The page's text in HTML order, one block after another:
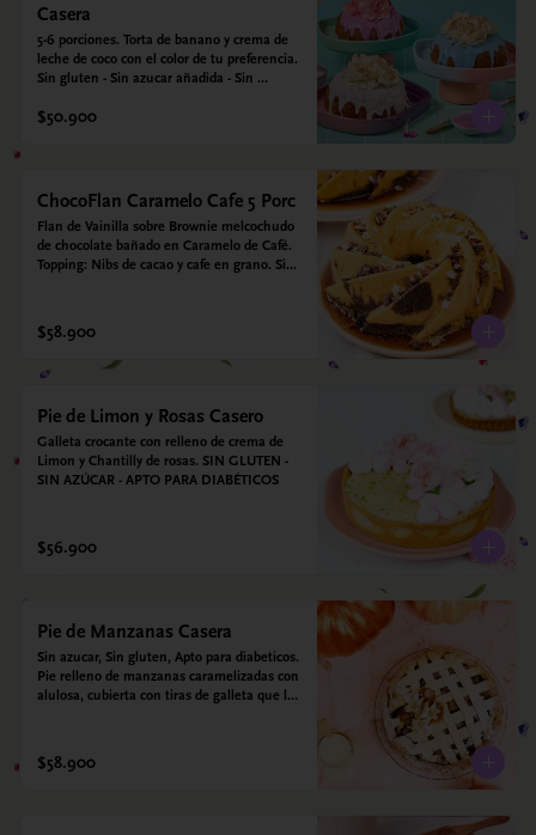
Casera
5-6 porciones. Torta de banano y crema de
leche de coco con el color de tu preferencia.
Sin gluten - Sin azucar añadida - Sin
Lacteos
$50.900
ChocoFlan Caramelo Cafe 5 Porc
Flan de Vainilla sobre Brownie melcochudo
de chocolate bañado en Caramelo de Café.
Topping: Nibs de cacao y cafe en grano. Sin
$58.900
Pie de Limon y Rosas Casero
Galleta crocante con relleno de crema de
Limon y Chantilly de rosas. SIN GLUTEN -
SIN AZÚCAR - APTO PARA DIABÉTICOS
$56.900
Pie de Manzanas Casera
Sin azucar, Sin gluten, Apto para diabeticos.
Pie relleno de manzanas caramelizadas con
alulosa, cubierta con tiras de galleta que le
envuelve todos los sabores.
$58.900